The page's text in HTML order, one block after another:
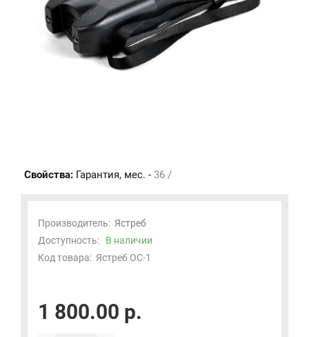
Свойства: Гарантия, мес. - 36 /
Производитель: Ястреб
Доступность: В наличии
Код товара: Ястреб ОС-1
1 800.00 р.